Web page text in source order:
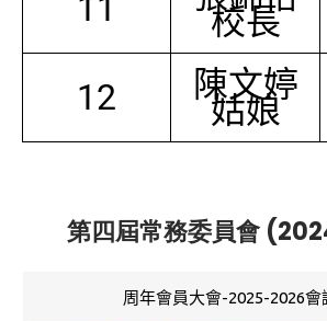
11 校長
12 陳文婷
姑娘
第四屆常務委員會
周年會員大會-2025-2026會